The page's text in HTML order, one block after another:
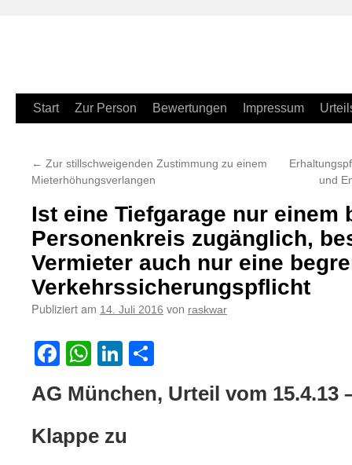
Zum
springen
Start Zur Person Bewertungen Impressum
← Zur stillschweigenden Zustimmung zu einem
Mieterhöhungsverlangen
und
Ist eine Tiefgarage nur einem
Personenkreis zugänglich,
Vermieter auch nur eine
Verkehrssicherungspflicht
Publiziert am 14. Juli 2016 von raskwar
Facebook
WhatsApp
LinkedIn
AG München, Urteil vom 15.4.13
Klappe zu